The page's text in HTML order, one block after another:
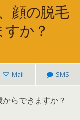
顔の脱毛
か？
Mail SMS
らできますか？